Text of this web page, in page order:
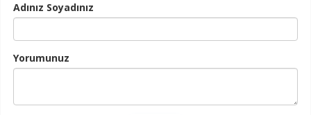
Adınız Soyadınız
Yorumunuz